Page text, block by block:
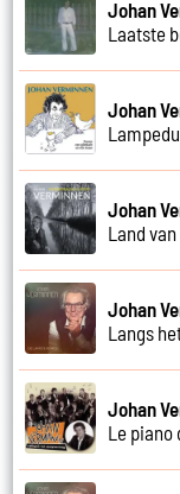
Johan
Laatste
Johan
Johan
Land
Johan
Langs
Johan
Le piano